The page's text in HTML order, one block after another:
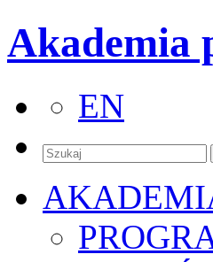
Akademia
EN